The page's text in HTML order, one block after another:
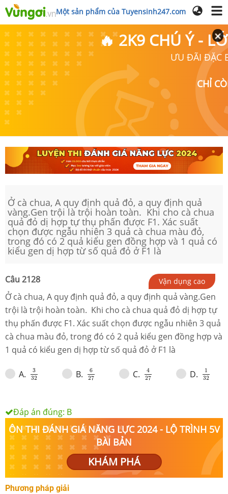
Một sản phẩm của Tuyensinh247.com
🔥 2K9 CHÚ Ý -
ƯU ĐÃI ĐẶC
CHỈ
Ở cà chua, A quy định quả đỏ, a quy định quả
vàng.Gen trội là trội hoàn toàn. Khi cho cà chua
quả đỏ dị hợp tự thụ phấn được F1. Xác suất
chọn được ngẫu nhiên 3 quả cà chua màu đỏ,
trong đó có 2 quả kiểu gen đồng hợp và 1 quả có
kiểu gen dị hợp từ số quả đỏ ở F1 là
Câu 2128 Vận dụng cao
Ở cà chua, A quy định quả đỏ, a quy định quả vàng.Gen
trội là trội hoàn toàn. Khi cho cà chua quả đỏ dị hợp tự
thụ phấn được F1. Xác suất chọn được ngẫu nhiên 3 quả
cà chua màu đỏ, trong đó có 2 quả kiểu gen đồng hợp và
1 quả có kiểu gen dị hợp từ số quả đỏ ở F1 là
A.
3
32
332
B.
6
27
627
C.
4
27
427
D.
1
32
132
Đáp án đúng: B
ÔN THI ĐÁNH GIÁ NĂNG LỰC 2024 - LỘ TRÌNH 5V
BÀI BẢN
KHÁM PHÁ
Phương pháp giải